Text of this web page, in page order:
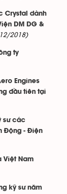
Crystal dành
DM DG &
2018)
ty
Engines
đầu tiên tại
sư các
Động - Điện
Việt Nam
kỹ sư năm